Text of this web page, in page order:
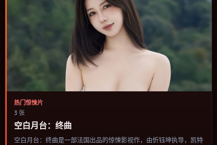
热门惊悚片
3 张
空白月台：终曲
空白月台：终曲是一部法国出品的惊悚影视作，由忻钰坤执导，凯特·